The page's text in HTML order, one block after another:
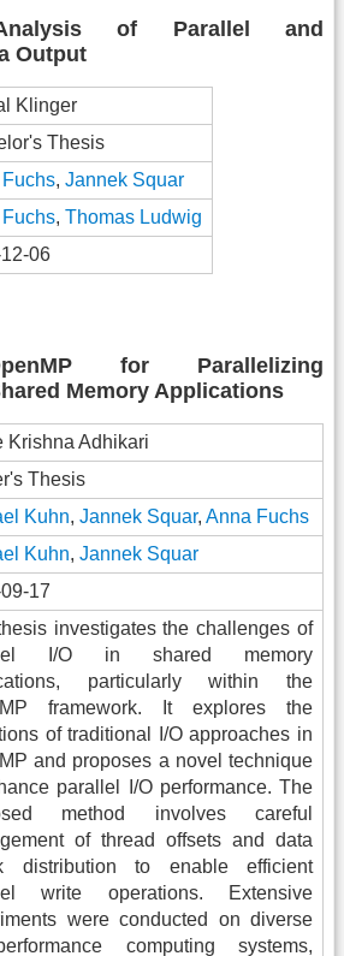
Analysis of Parallel and
Output
Klinger
Thesis
, Jannek Squar
, Thomas Ludwig
06
for Parallelizing
Memory Applications
Krishna Adhikari
Thesis
Kuhn, Jannek Squar, Anna Fuchs
Kuhn, Jannek Squar
17
investigates the challenges of
I/O in shared memory
particularly within the
framework. It explores the
of traditional I/O approaches in
and proposes a novel technique
parallel I/O performance. The
method involves careful
of thread offsets and data
distribution to enable efficient
write operations. Extensive
were conducted on diverse
computing systems,